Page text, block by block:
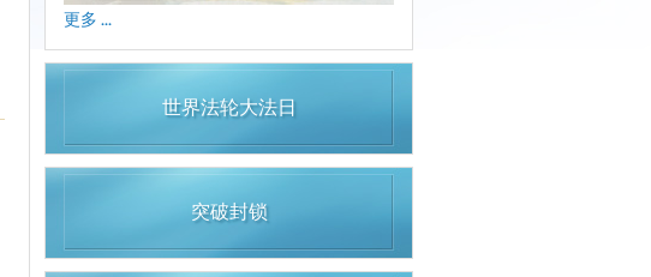
更多 ...
世界法轮大法日
突破封锁